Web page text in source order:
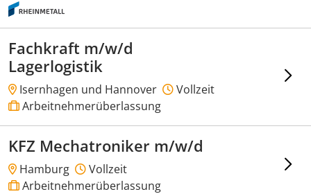
Fachkraft m/w/d
Lagerlogistik
Isernhagen und Hannover
Vollzeit
Arbeitnehmerüberlassung
KFZ Mechatroniker m/w/d
Hamburg
Vollzeit
Arbeitnehmerüberlassung